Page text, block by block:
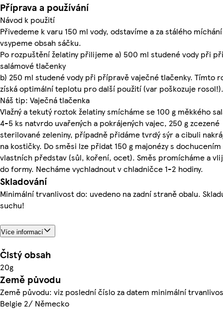
Příprava a používání
Návod k použití
Přivedeme k varu 150 ml vody, odstavíme a za stálého míchání
vsypeme obsah sáčku.
Po rozpuštění želatiny přilijeme a) 500 ml studené vody při
salámové tlačenky
b) 250 ml studené vody při přípravě vaječné tlačenky. Tímto
získá optimální teplotu pro další použití (var poškozuje rosol!).
Náš tip: Vaječná tlačenka
Vlažný a tekutý roztok želatiny smícháme se 100 g měkkého
4-5 ks natvrdo uvařených a pokrájených vajec, 250 g zcezené
sterilované zeleniny, případně přidáme tvrdý sýr a cibuli
na kostičky. Do směsi lze přidat 150 g majonézy s
vlastních představ (sůl, koření, ocet). Směs promícháme a
do formy. Necháme vychladnout v chladničce 1-2 hodiny.
Skladování
Minimální trvanlivost do: uvedeno na zadní straně obalu.
suchu!
Více informací
Čistý obsah
20g
Země původu
Země původu: viz poslední číslo za datem minimální
Belgie 2/ Německo